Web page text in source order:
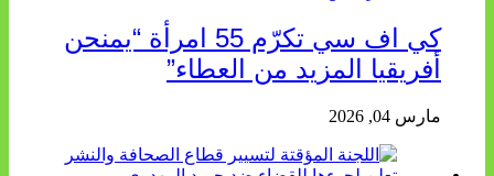
كي اف سي تكرّم 55 امرأة “يمنحن
أفريقيا المزيد من العطاء”
مارس 04, 2026